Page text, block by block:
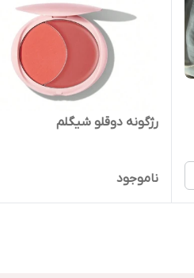
رژگونه دوقلو شیگلم
ناموجود